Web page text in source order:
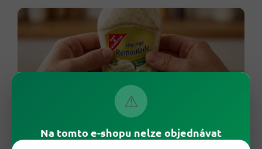
⚠
Na tomto e-shopu nelze objednávat